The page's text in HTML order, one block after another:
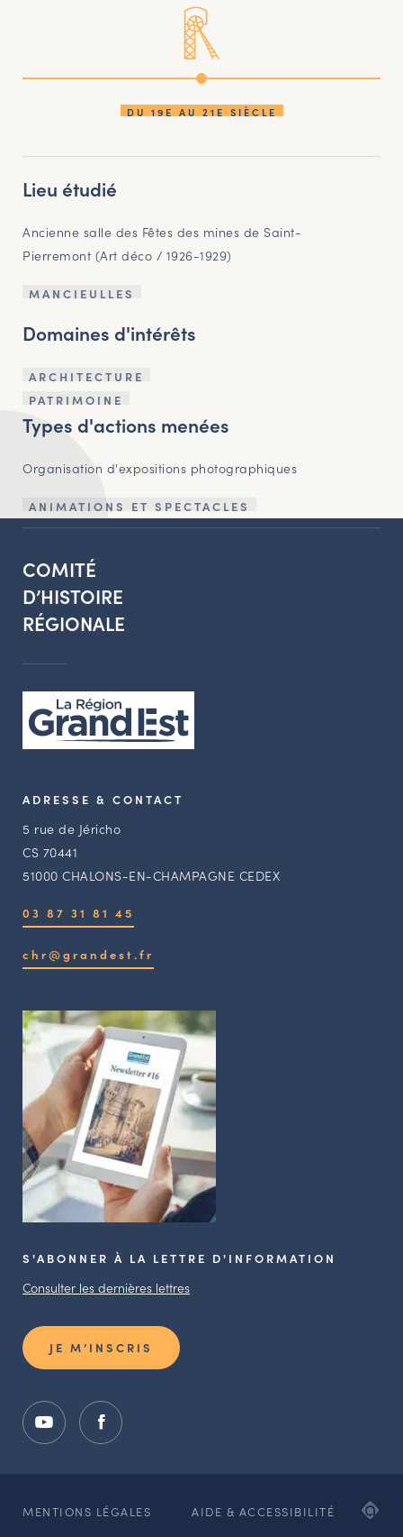
DU 19E AU 21E SIÈCLE
Lieu étudié
Ancienne salle des Fêtes des mines de Saint-
Pierremont (Art déco / 1926-1929)
MANCIEULLES
Domaines d'intérêts
ARCHITECTURE
PATRIMOINE
Types d'actions menées
Organisation d'expositions photographiques
ANIMATIONS ET SPECTACLES
COMITÉ
D’HISTOIRE
RÉGIONALE
ADRESSE & CONTACT
5 rue de Jéricho
CS 70441
51000 CHALONS-EN-CHAMPAGNE CEDEX
03 87 31 81 45
chr@grandest.fr
S'ABONNER À LA LETTRE D'INFORMATION
Consulter les dernières lettres
JE M’INSCRIS
MENTIONS LÉGALES AIDE & ACCESSIBILITÉ